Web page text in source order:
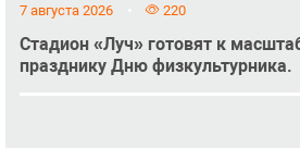
7 августа 2026 220
Стадион «Луч» готовят к
празднику Дню физкультурника.